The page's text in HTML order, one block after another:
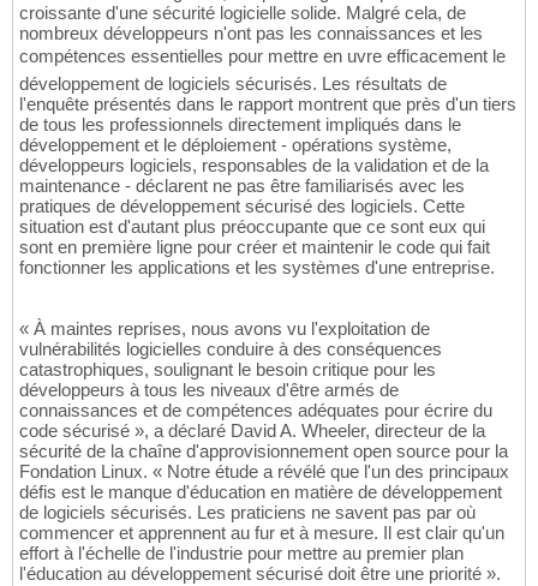
croissante d'une sécurité logicielle solide. Malgré cela, de
nombreux développeurs n'ont pas les connaissances et les
compétences essentielles pour mettre en uvre efficacement le
développement de logiciels sécurisés. Les résultats de
l'enquête présentés dans le rapport montrent que près d'un tiers
de tous les professionnels directement impliqués dans le
développement et le déploiement - opérations système,
développeurs logiciels, responsables de la validation et de la
maintenance - déclarent ne pas être familiarisés avec les
pratiques de développement sécurisé des logiciels. Cette
situation est d'autant plus préoccupante que ce sont eux qui
sont en première ligne pour créer et maintenir le code qui fait
fonctionner les applications et les systèmes d'une entreprise.
« À maintes reprises, nous avons vu l'exploitation de
vulnérabilités logicielles conduire à des conséquences
catastrophiques, soulignant le besoin critique pour les
développeurs à tous les niveaux d'être armés de
connaissances et de compétences adéquates pour écrire du
code sécurisé », a déclaré David A. Wheeler, directeur de la
sécurité de la chaîne d'approvisionnement open source pour la
Fondation Linux. « Notre étude a révélé que l'un des principaux
défis est le manque d'éducation en matière de développement
de logiciels sécurisés. Les praticiens ne savent pas par où
commencer et apprennent au fur et à mesure. Il est clair qu'un
effort à l'échelle de l'industrie pour mettre au premier plan
l'éducation au développement sécurisé doit être une priorité ».